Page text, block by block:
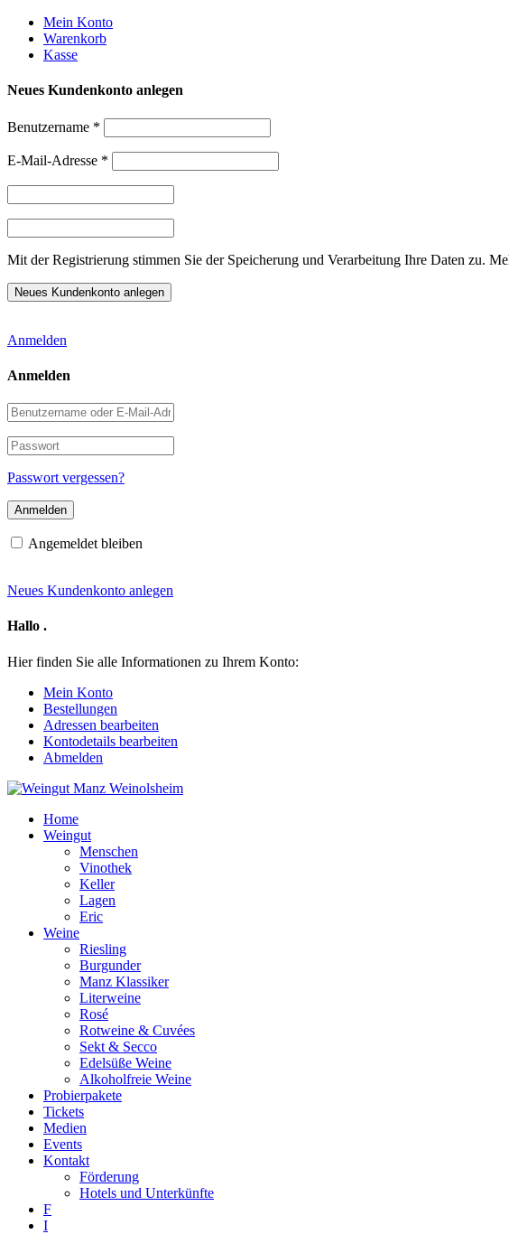
Weiter
zum
Inhalt
Mein Konto
Warenkorb
Kasse
Neues Kundenkonto anlegen
Benutzername *
E-Mail-Adresse *
Mit der Registrierung stimmen Sie der Speicherung und Verarbeitung Ihre Daten zu.
Anmelden
Anmelden
Benutzername
oder
E-
Mail-
Adresse
Passwort
Passwort vergessen?
Angemeldet bleiben
Neues Kundenkonto anlegen
Hallo .
Hier finden Sie alle Informationen zu Ihrem Konto:
Mein Konto
Bestellungen
Adressen bearbeiten
Kontodetails bearbeiten
Abmelden
Home
Weingut
Menschen
Vinothek
Keller
Lagen
Eric
Weine
Riesling
Burgunder
Manz Klassiker
Literweine
Rosé
Rotweine & Cuvées
Sekt & Secco
Edelsüße Weine
Alkoholfreie Weine
Probierpakete
Tickets
Medien
Events
Kontakt
Förderung
Hotels und Unterkünfte
F
I